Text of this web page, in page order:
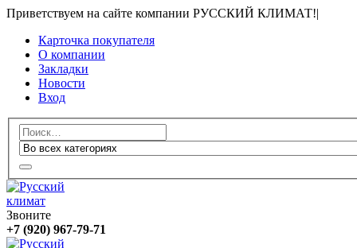
Приветствуем на сайте компании РУССКИЙ КЛИМАТ!|
Карточка покупателя
О компании
Закладки
Новости
Вход
Звоните
+7 (920) 967-79-71